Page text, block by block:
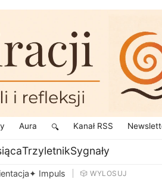
Aura 🔍 Kanał RSS
TrzyletnikSygnały
✦ Impuls 🎲 WYLOSUJ